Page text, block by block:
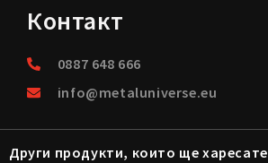
Контакт
0887 648 666
info@metaluniverse.eu
Други продукти, които ще харесате